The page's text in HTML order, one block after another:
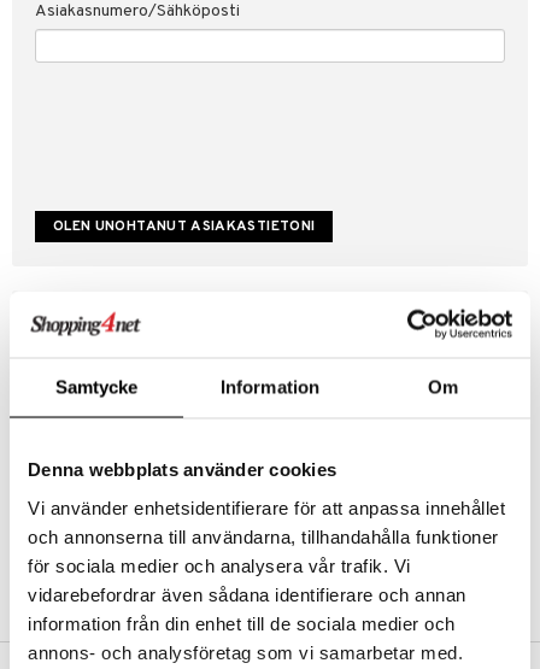
Samtycke Information Om
Denna webbplats använder cookies
Vi använder enhetsidentifierare för att anpassa innehållet
och annonserna till användarna, tillhandahålla funktioner
för sociala medier och analysera vår trafik. Vi
vidarebefordrar även sådana identifierare och annan
information från din enhet till de sociala medier och
annons- och analysföretag som vi samarbetar med.
Asiakasnumero/Sähköposti
Luo uusi asiakas
Tilauksen tila & historiikki
Kestotilaus
Arvostele tuotteita
Toivelistat
LUO ASIAKAS